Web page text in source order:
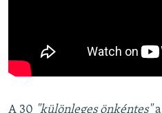
A 30 "különleges önkéntes"a